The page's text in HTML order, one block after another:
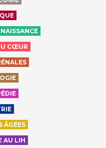
CŒUR
ÂGÉES
AU LIH